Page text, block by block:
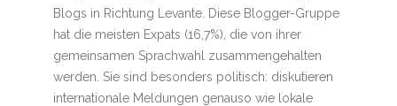
Blogs in Richtung Levante. Diese Blogger-Gruppe
hat die meisten Expats (16,7%), die von ihrer
gemeinsamen Sprachwahl zusammengehalten
werden. Sie sind besonders politisch: diskutieren
internationale Meldungen genauso wie lokale